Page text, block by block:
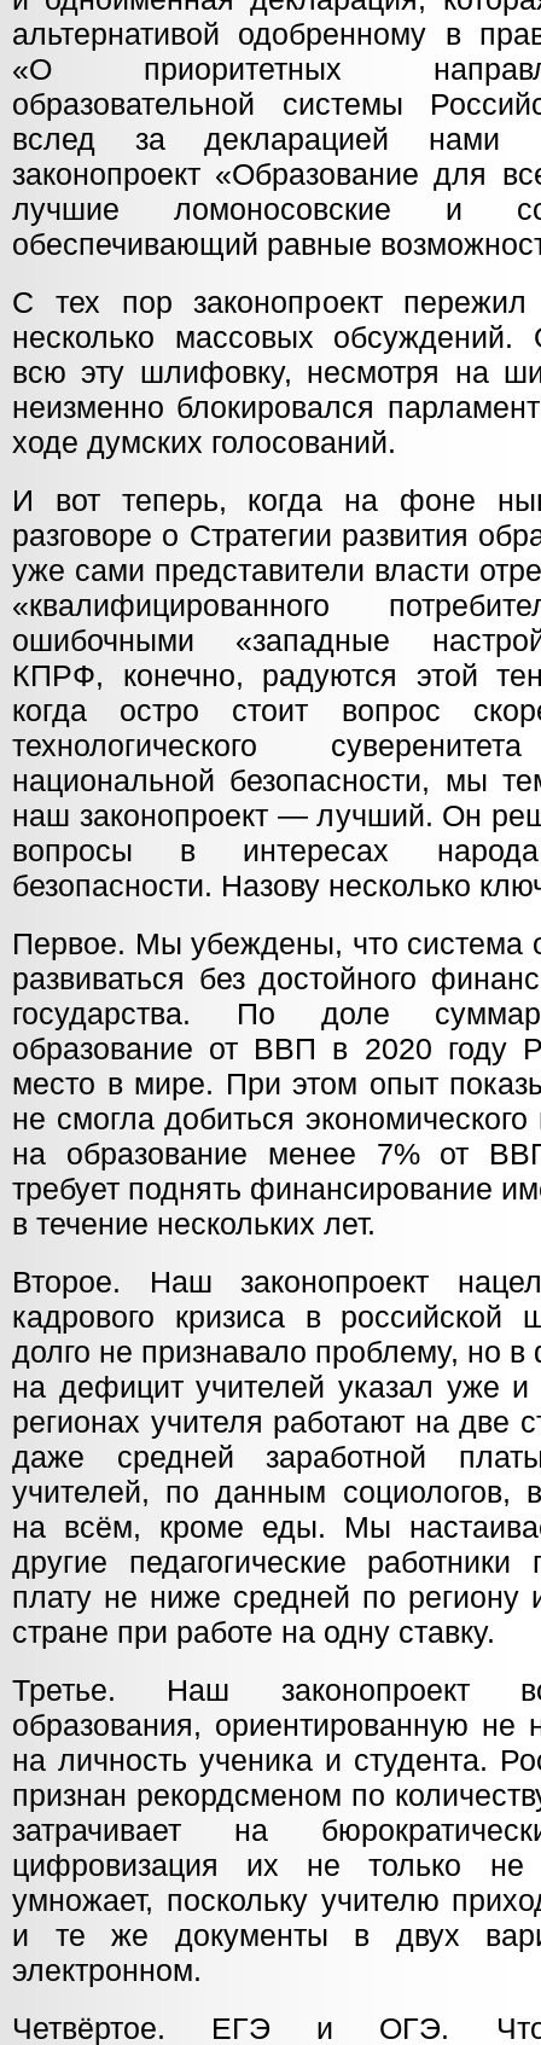
альтернативой одобренному в
«О приоритетных
образовательной системы
вслед за декларацией нами
законопроект «Образование для
лучшие ломоносовские и
обеспечивающий равные
С тех пор законопроект пережил
несколько массовых
всю эту шлифовку, несмотря на
неизменно блокировался
ходе думских голосований.
И вот теперь, когда на фоне
разговоре о Стратегии развития
уже сами представители власти
«квалифицированного
ошибочными «западные
КПРФ, конечно, радуются этой
когда остро стоит вопрос
технологического
национальной безопасности, мы
наш законопроект — лучший. Он
вопросы в интересах
безопасности. Назову несколько
Первое. Мы убеждены, что система
развиваться без достойного
государства. По доле
образование от ВВП в 2020 году
место в мире. При этом опыт
не смогла добиться
на образование менее 7% от
требует поднять финансирование
в течение нескольких лет.
Второе. Наш законопроект
кадрового кризиса в российской
долго не признавало проблему, но
на дефицит учителей указал уже и
регионах учителя работают на две
даже средней заработной
учителей, по данным социологов,
на всём, кроме еды. Мы
другие педагогические работники
плату не ниже средней по
стране при работе на одну ставку.
Третье. Наш законопроект
образования, ориентированную не
на личность ученика и студента.
признан рекордсменом по
затрачивает на
цифровизация их не только
умножает, поскольку учителю
и те же документы в двух
электронном.
Четвёртое. ЕГЭ и ОГЭ.